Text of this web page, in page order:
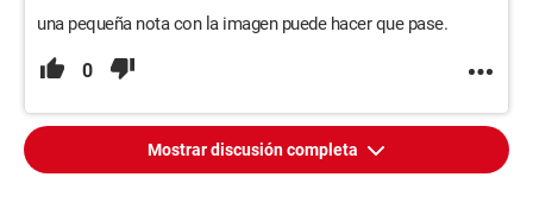
una pequeña nota con la imagen puede hacer que pase.
0
Mostrar discusión completa